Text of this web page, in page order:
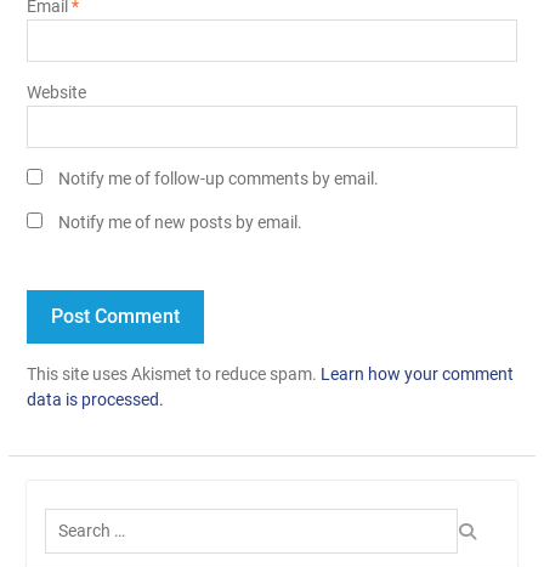
Email *
Website
Notify me of follow-up comments by email.
Notify me of new posts by email.
This site uses Akismet to reduce spam. Learn how your comment
data is processed.
Search
for: